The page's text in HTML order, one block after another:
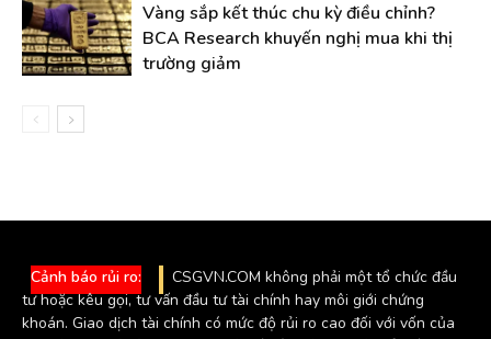
Vàng sắp kết thúc chu kỳ điều chỉnh?
BCA Research khuyến nghị mua khi thị
trường giảm
Cảnh báo rủi ro:
CSGVN.COM không phải một tổ chức đầu
tư hoặc kêu gọi, tư vấn đầu tư tài chính hay môi giới chứng
khoán. Giao dịch tài chính có mức độ rủi ro cao đối với vốn của